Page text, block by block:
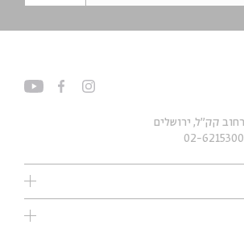
02-6215300